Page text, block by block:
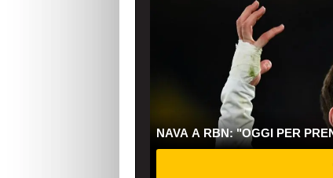
NAVA A RBN: "OGGI PER